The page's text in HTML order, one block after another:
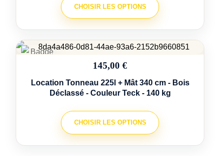
CHOISIR LES OPTIONS
145,00 €
Location Tonneau 225l + Mât 340 cm - Bois
Déclassé - Couleur Teck - 140 kg
CHOISIR LES OPTIONS